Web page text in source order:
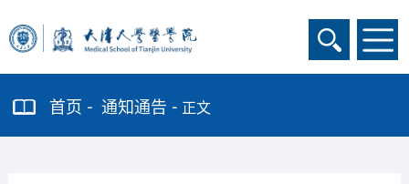
首页 通知通告 正文